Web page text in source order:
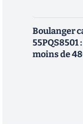
Boulanger
55PQS8501
moins de